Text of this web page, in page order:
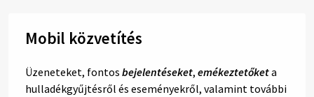
Mobil közvetítés
Üzeneteket, fontos bejelentéseket, emékeztetőketa
hulladékgyűjtésről és eseményekről, valamint további